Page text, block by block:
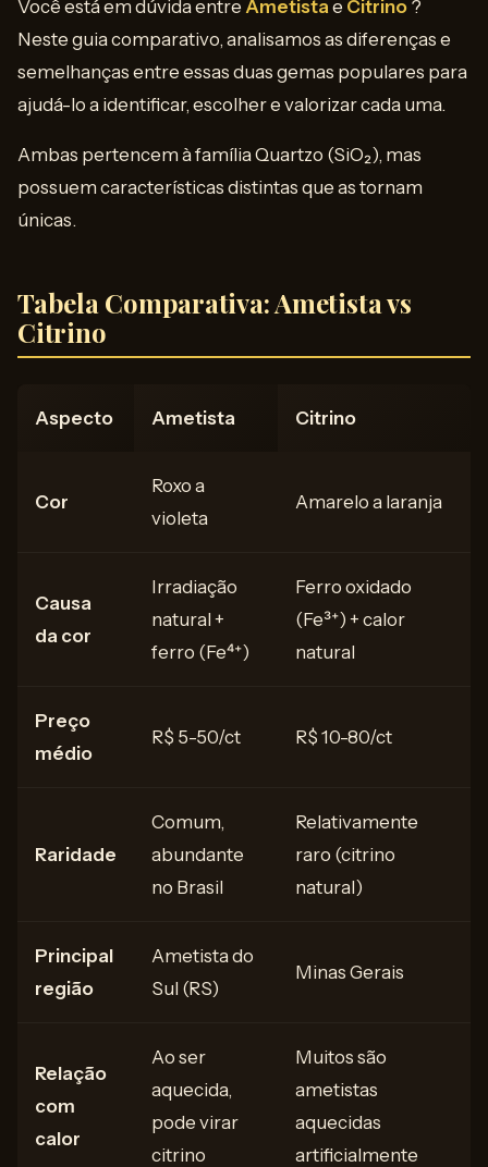
Você está em dúvida entre Ametista e Citrino ?
Neste guia comparativo, analisamos as diferenças e
semelhanças entre essas duas gemas populares para
ajudá-lo a identificar, escolher e valorizar cada uma.
Ambas pertencem à família Quartzo (SiO₂), mas
possuem características distintas que as tornam
únicas.
Tabela Comparativa: Ametista vs
Citrino
Aspecto Ametista Citrino
Cor
Roxo a
violeta
Amarelo a laranja
Causa
da cor
Irradiação
natural +
ferro (Fe⁴⁺)
Ferro oxidado
(Fe³⁺) + calor
natural
Preço
médio
R$ 5-50/ct R$ 10-80/ct
Raridade
Comum,
abundante
no Brasil
Relativamente
raro (citrino
natural)
Principal
região
Ametista do
Sul (RS)
Minas Gerais
Relação
com
calor
Ao ser
aquecida,
pode virar
citrino
Muitos são
ametistas
aquecidas
artificialmente